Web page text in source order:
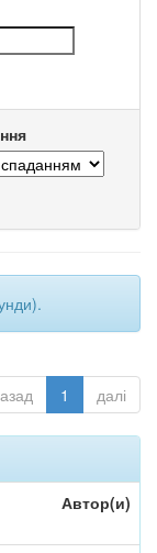
1 далі
Автор(и)